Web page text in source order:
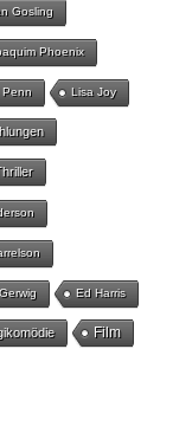
Gosling
Phoenix
Penn Lisa Joy
Ed Harris
Film